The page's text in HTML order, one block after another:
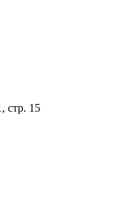
стр. 15